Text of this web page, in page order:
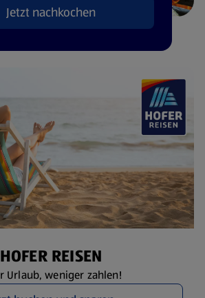
Jetzt nachkochen
HOFER REISEN
Urlaub, weniger zahlen!